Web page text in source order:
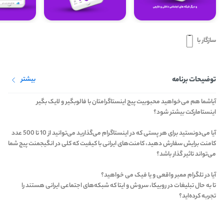
سازگار با
توضیحات برنامه بیشتر
آیاشما هم می‌خواهید محبوبیت پیج اینستاگرامتان با فالوبگیر و لایک بگیر
اینستامارکت بیشتر شود؟
آیا می‌دونستید برای هر پستی که در اینستاگرام می‌گذارید می‌توانید از 10 تا 500 عدد
کامنت برایش سفارش دهید، کامنت‌های ایرانی با کیفیت که کلی در انگیجمنت پیج شما
می‌تواند تاثیر گذار باشد؟
آیا در تلگرام ممبر واقعی و یا فیک می خواهید؟
تا به حال تبلیغات در روبیکا، سروش و ایتا که شبکه‌های اجتماعی ایرانی هستند را
تجربه کرده‌اید؟